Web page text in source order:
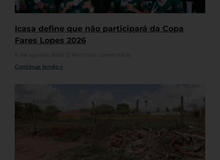
Icasa define que não participará da Copa
Fares Lopes 2026
Continue lendo »